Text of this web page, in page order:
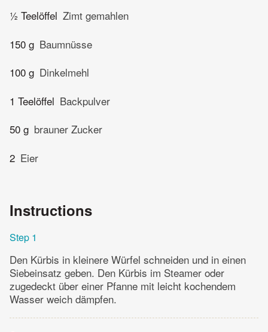
½ Teelöffel Zimt gemahlen
150 g Baumnüsse
100 g Dinkelmehl
1 Teelöffel Backpulver
50 g brauner Zucker
2 Eier
Instructions
Step 1
Den Kürbis in kleinere Würfel schneiden und in einen
Siebeinsatz geben. Den Kürbis im Steamer oder
zugedeckt über einer Pfanne mit leicht kochendem
Wasser weich dämpfen.